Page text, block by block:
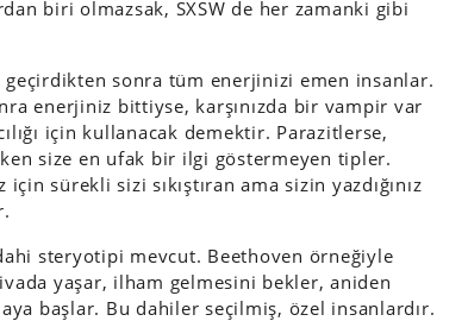
biri olmazsak, SXSW de her zamanki gibi
sonra tüm enerjinizi emen insanlar.
enerjiniz bittiyse, karşınızda bir vampir var
için kullanacak demektir. Parazitlerse,
size en ufak bir ilgi göstermeyen tipler.
için sürekli sizi sıkıştıran ama sizin yazdığınız
steryotipi mevcut. Beethoven örneğiyle
yaşar, ilham gelmesini bekler, aniden
başlar. Bu dahiler seçilmiş, özel insanlardır.